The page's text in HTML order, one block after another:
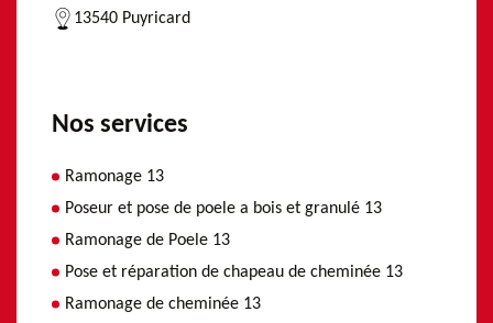
13540 Puyricard
Nos services
Ramonage 13
Poseur et pose de poele a bois et granulé 13
Ramonage de Poele 13
Pose et réparation de chapeau de cheminée 13
Ramonage de cheminée 13